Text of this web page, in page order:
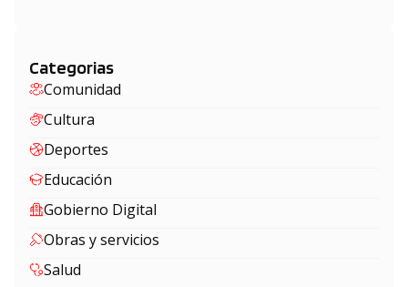
Categorias
Comunidad
Cultura
Deportes
Educación
Gobierno Digital
Obras y servicios
Salud